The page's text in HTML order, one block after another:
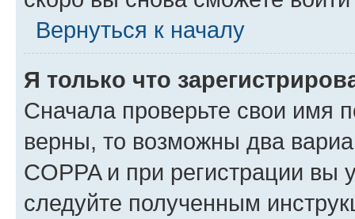
Вернуться к началу
Я только что
Сначала проверьте свои имя
верны, то возможны два
COPPA и при регистрации вы
следуйте полученным